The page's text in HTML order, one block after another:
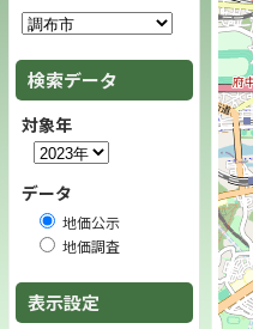
検索データ
対象年
データ
地価公示
地価調査
表示設定